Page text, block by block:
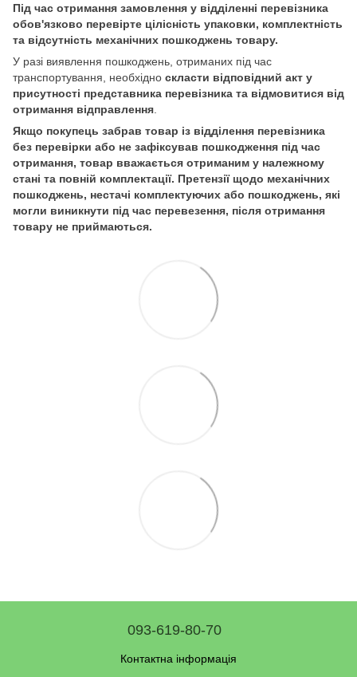
Під час отримання замовлення у відділенні перевізника
обов'язково перевірте цілісність упаковки, комплектність
та відсутність механічних пошкоджень товару.
У разі виявлення пошкоджень, отриманих під час
транспортування, необхідно скласти відповідний акт у
присутності представника перевізника та відмовитися від
отримання відправлення
Якщо покупець забрав товар із відділення перевізника
без перевірки або не зафіксував пошкодження під час
отримання, товар вважається отриманим у належному
стані та повній комплектації. Претензії щодо механічних
пошкоджень, нестачі комплектуючих або пошкоджень, які
могли виникнути під час перевезення, після отримання
товару не приймаються.
093-619-80-70
Контактна інформація